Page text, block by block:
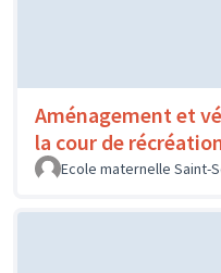
Aménagement et
la cour de
Ecole maternelle Saint-